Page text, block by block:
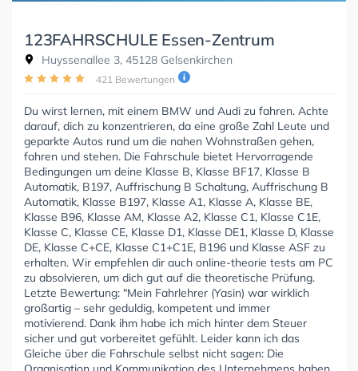
123FAHRSCHULE Essen-Zentrum
Huyssenallee 3, 45128 Gelsenkirchen
421 Bewertungen
Du wirst lernen, mit einem BMW und Audi zu fahren. Achte
darauf, dich zu konzentrieren, da eine große Zahl Leute und
geparkte Autos rund um die nahen Wohnstraßen gehen,
fahren und stehen. Die Fahrschule bietet Hervorragende
Bedingungen um deine Klasse B, Klasse BF17, Klasse B
Automatik, B197, Auffrischung B Schaltung, Auffrischung B
Automatik, Klasse B197, Klasse A1, Klasse A, Klasse BE,
Klasse B96, Klasse AM, Klasse A2, Klasse C1, Klasse C1E,
Klasse C, Klasse CE, Klasse D1, Klasse DE1, Klasse D, Klasse
DE, Klasse C+CE, Klasse C1+C1E, B196 und Klasse ASF zu
erhalten. Wir empfehlen dir auch online-theorie tests am PC
zu absolvieren, um dich gut auf die theoretische Prüfung.
Letzte Bewertung: "Mein Fahrlehrer (Yasin) war wirklich
großartig – sehr geduldig, kompetent und immer
motivierend. Dank ihm habe ich mich hinter dem Steuer
sicher und gut vorbereitet gefühlt. Leider kann ich das
Gleiche über die Fahrschule selbst nicht sagen: Die